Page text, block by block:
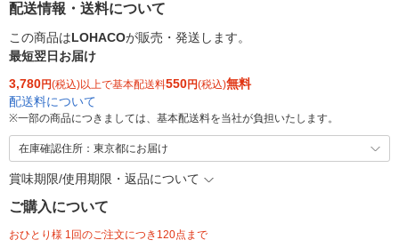
配送情報・送料について
この商品はLOHACOが販売・発送します。
最短翌日お届け
3,780円(税込)以上で基本配送料550円(税込)無料
配送料について
※一部の商品につきましては、基本配送料を当社が負担いたします。
在庫確認住所：東京都にお届け
賞味期限/使用期限・返品について
ご購入について
おひとり様 1回のご注文につき120点まで